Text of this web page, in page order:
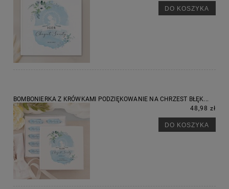
DO KOSZYKA
BOMBONIERKA Z KRÓWKAMI PODZIĘKOWANIE NA CHRZEST BŁĘK...
48,98 zł
DO KOSZYKA